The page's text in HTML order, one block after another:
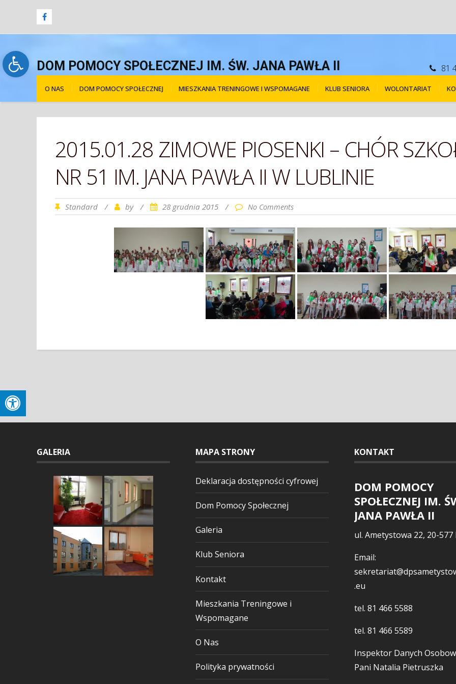
Open toolbarDOM POMOCY SPOŁECZNEJ IM. ŚW. JANA PAWŁA II 81
O NAS DOM POMOCY SPOŁECZNEJ MIESZKANIA TRENINGOWE I WSPOMAGANE KLUB SENIORA WOLONTARIAT
2015.01.28 ZIMOWE PIOSENKI – CHÓR
NR 51 IM. JANA PAWŁA II W LUBLINIE
Standard / by / 28 grudnia 2015 / No Comments
GALERIA MAPA STRONY
Deklaracja dostępności cyfrowej
Dom Pomocy Społecznej
Galeria
Klub Seniora
Kontakt
Mieszkania Treningowe i
Wspomagane
O Nas
Polityka prywatności
KONTAKT
DOM POMOCY
SPOŁECZNEJ IM.
JANA PAWŁA II
ul. Ametystowa 22, 20-
Email:
.eu
tel. 81 466 5588
tel. 81 466 5589
Inspektor Danych
Pani Natalia Pietruszka